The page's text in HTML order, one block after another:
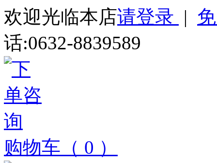
欢迎光临本店请登录 |
话:0632-8839589
购物车（ 0 ）